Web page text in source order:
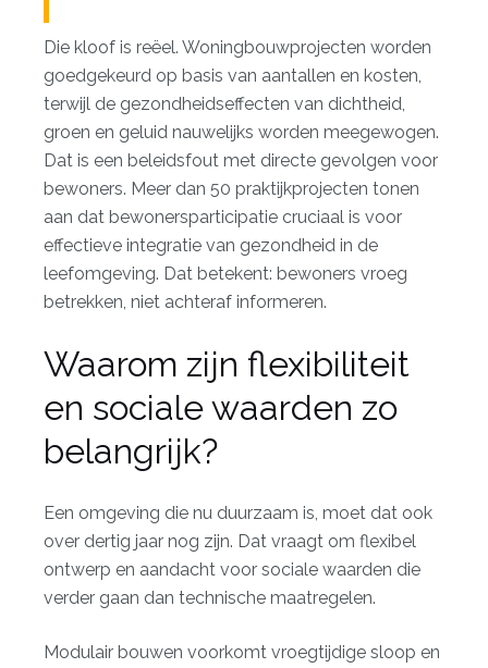
Die kloof is reëel. Woningbouwprojecten worden
goedgekeurd op basis van aantallen en kosten,
terwijl de gezondheidseffecten van dichtheid,
groen en geluid nauwelijks worden meegewogen.
Dat is een beleidsfout met directe gevolgen voor
bewoners. Meer dan 50 praktijkprojecten tonen
aan dat bewonersparticipatie cruciaal is voor
effectieve integratie van gezondheid in de
leefomgeving. Dat betekent: bewoners vroeg
betrekken, niet achteraf informeren.
Waarom zijn flexibiliteit
en sociale waarden zo
belangrijk?
Een omgeving die nu duurzaam is, moet dat ook
over dertig jaar nog zijn. Dat vraagt om flexibel
ontwerp en aandacht voor sociale waarden die
verder gaan dan technische maatregelen.
Modulair bouwen voorkomt vroegtijdige sloop en